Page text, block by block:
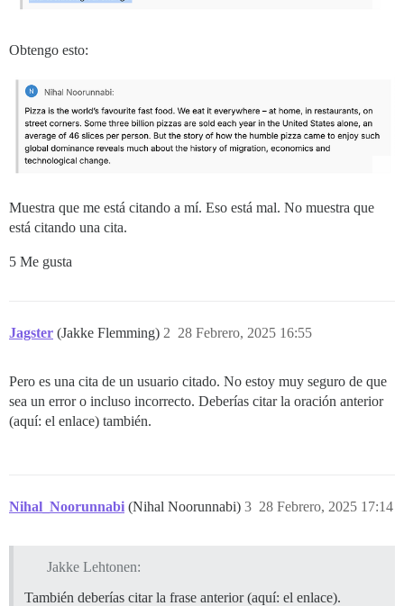
Obtengo esto:
Muestra que me está citando a mí. Eso está mal. No muestra que
está citando una cita.
5 Me gusta
Jagster (Jakke Flemming) 28 Febrero, 2025 16:55
2
Pero es una cita de un usuario citado. No estoy muy seguro de que
sea un error o incluso incorrecto. Deberías citar la oración anterior
(aquí: el enlace) también.
Nihal_Noorunnabi (Nihal Noorunnabi) 28 Febrero, 2025 17:14
3
Jakke Lehtonen:
También deberías citar la frase anterior (aquí: el enlace).